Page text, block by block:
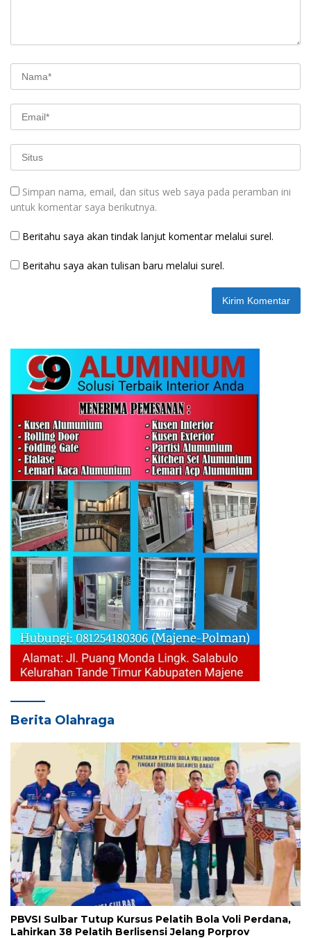
Simpan nama, email, dan situs web saya pada peramban ini
untuk komentar saya berikutnya.
Beritahu saya akan tindak lanjut komentar melalui surel.
Beritahu saya akan tulisan baru melalui surel.
Berita Olahraga
PBVSI Sulbar Tutup Kursus Pelatih Bola Voli Perdana,
Lahirkan 38 Pelatih Berlisensi Jelang Porprov